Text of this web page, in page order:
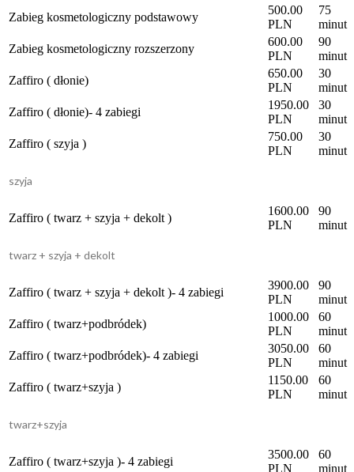
Zabieg kosmetologiczny podstawowy
500.00
PLN
75
minut
Zabieg kosmetologiczny rozszerzony
600.00
PLN
90
minut
Zaffiro ( dłonie)
650.00
PLN
30
minut
Zaffiro ( dłonie)- 4 zabiegi
1950.00
PLN
30
minut
Zaffiro ( szyja )
750.00
PLN
30
minut
szyja
Zaffiro ( twarz + szyja + dekolt )
1600.00
PLN
90
minut
twarz + szyja + dekolt
Zaffiro ( twarz + szyja + dekolt )- 4 zabiegi
3900.00
PLN
90
minut
Zaffiro ( twarz+podbródek)
1000.00
PLN
60
minut
Zaffiro ( twarz+podbródek)- 4 zabiegi
3050.00
PLN
60
minut
Zaffiro ( twarz+szyja )
1150.00
PLN
60
minut
twarz+szyja
Zaffiro ( twarz+szyja )- 4 zabiegi
3500.00
PLN
60
minut